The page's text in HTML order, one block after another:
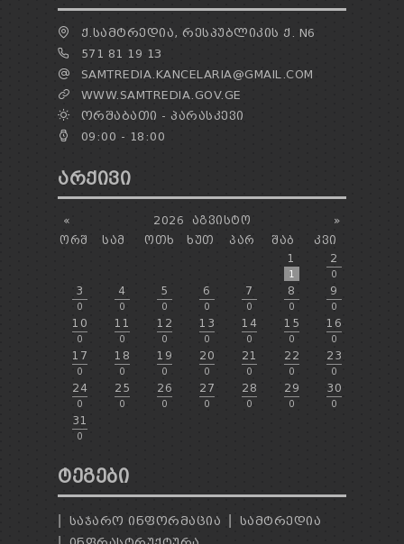
Ქ.ᲡᲐᲛᲢᲠᲔᲓᲘᲐ, ᲠᲔᲡᲞᲣᲑᲚᲘᲙᲘᲡ Ქ. N6
571 81 19 13
SAMTREDIA.KANCELARIA@GMAIL.COM
WWW.SAMTREDIA.GOV.GE
ᲝᲠᲨᲐᲑᲐᲗᲘ - ᲞᲐᲠᲐᲡᲙᲔᲕᲘ
09:00 - 18:00
ᲐᲠᲥᲘᲕᲘ
« »
2026
ᲐᲒᲕᲘᲡᲢᲝ
ᲝᲠᲨ
ᲡᲐᲛ ᲝᲗᲮ ᲮᲣᲗ ᲞᲐᲠ ᲨᲐᲑ
ᲙᲕᲘ
1
1
2
0
3
0
4
0
5
0
6
0
7
0
8
0
9
0
10
0
11
0
12
0
13
0
14
0
15
0
16
0
17
0
18
0
19
0
20
0
21
0
22
0
23
0
24
0
25
0
26
0
27
0
28
0
29
0
30
0
31
0
ᲢᲔᲒᲔᲑᲘ
ᲡᲐᲯᲐᲠᲝ ᲘᲜᲤᲝᲠᲛᲐᲪᲘᲐ
ᲡᲐᲛᲢᲠᲔᲓᲘᲐ